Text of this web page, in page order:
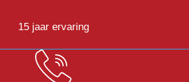
15 jaar ervaring